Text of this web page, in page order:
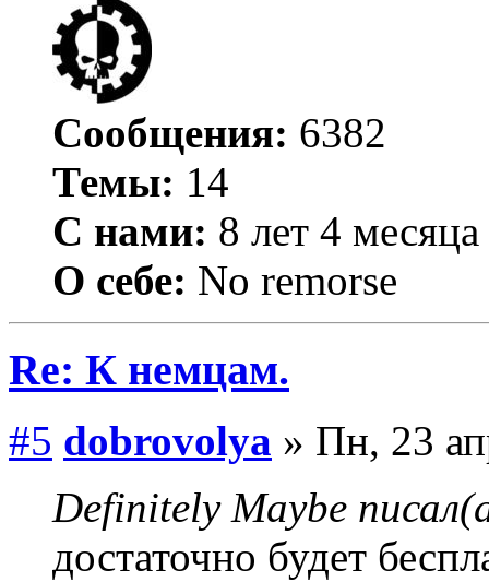
Сообщения: 6382
Темы: 14
С нами: 8 лет 4 месяца
О себе: No remorse
Re: К немцам.
#5 dobrovolya » Пн, 23
Definitely Maybe
достаточно будет